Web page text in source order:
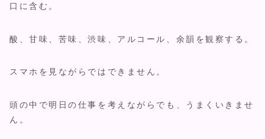
口に含む。
酸、甘味、苦味、渋味、アルコール、余韻を観察する。
スマホを見ながらではできません。
頭の中で明日の仕事を考えながらでも、うまくいきませ
ん。